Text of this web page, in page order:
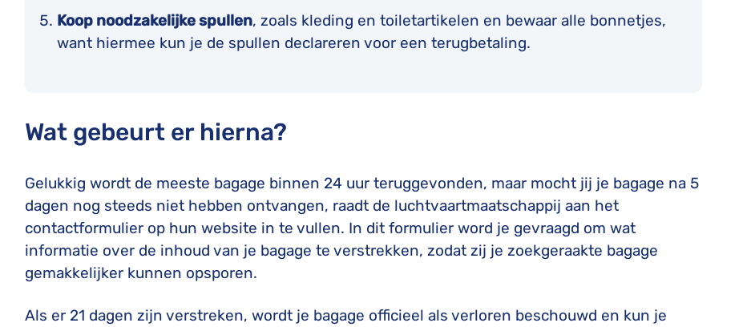
Koop noodzakelijke spullen, zoals kleding en toiletartikelen en bewaar alle bonnetjes,
want hiermee kun je de spullen declareren voor een terugbetaling.
Wat gebeurt er hierna?
Gelukkig wordt de meeste bagage binnen 24 uur teruggevonden, maar mocht jij je bagage na 5
dagen nog steeds niet hebben ontvangen, raadt de luchtvaartmaatschappij aan het
contactformulier op hun website in te vullen. In dit formulier word je gevraagd om wat
informatie over de inhoud van je bagage te verstrekken, zodat zij je zoekgeraakte bagage
gemakkelijker kunnen opsporen.
Als er 21 dagen zijn verstreken, wordt je bagage officieel als verloren beschouwd en kun je